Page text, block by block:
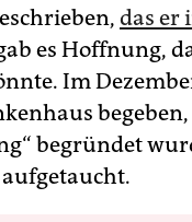
das er
es Hoffnung,
Im
begründet